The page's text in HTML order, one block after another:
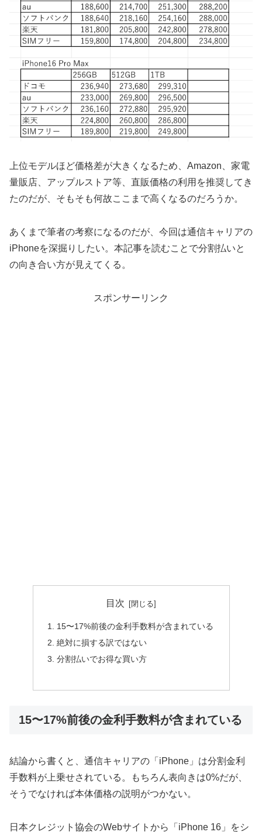
上位モデルほど価格差が大きくなるため、Amazon、家電
量販店、アップルストア等、直販価格の利用を推奨してき
たのだが、そもそも何故ここまで高くなるのだろうか。
あくまで筆者の考察になるのだが、今回は通信キャリアの
iPhoneを深掘りしたい。本記事を読むことで分割払いと
の向き合い方が見えてくる。
スポンサーリンク
目次
15〜17%前後の金利手数料が含まれている
絶対に損する訳ではない
分割払いでお得な買い方
15〜17%前後の金利手数料が含まれている
結論から書くと、通信キャリアの「iPhone」は分割金利
手数料が上乗せされている。もちろん表向きは0%だが、
そうでなければ本体価格の説明がつかない。
日本クレジット協会のWebサイトから「iPhone 16」をシ